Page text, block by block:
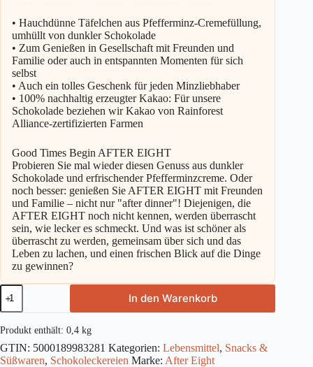
• Hauchdünne Täfelchen aus Pfefferminz-Cremefüllung,
umhüllt von dunkler Schokolade
• Zum Genießen in Gesellschaft mit Freunden und
Familie oder auch in entspannten Momenten für sich
selbst
• Auch ein tolles Geschenk für jeden Minzliebhaber
• 100% nachhaltig erzeugter Kakao: Für unsere
Schokolade beziehen wir Kakao von Rainforest
Alliance-zertifizierten Farmen
Good Times Begin AFTER EIGHT
Probieren Sie mal wieder diesen Genuss aus dunkler
Schokolade und erfrischender Pfefferminzcreme. Oder
noch besser: genießen Sie AFTER EIGHT mit Freunden
und Familie – nicht nur "after dinner"! Diejenigen, die
AFTER EIGHT noch nicht kennen, werden überrascht
sein, wie lecker es schmeckt. Und was ist schöner als
überrascht zu werden, gemeinsam über sich und das
Leben zu lachen, und einen frischen Blick auf die Dinge
zu gewinnen?
After
Eight
Classic
400g
Menge
In den Warenkorb
Produkt enthält: 0,4 kg
GTIN: 5000189983281 Kategorien: Lebensmittel, Snacks &
Süßwaren, Schokoleckereien Marke: After Eight